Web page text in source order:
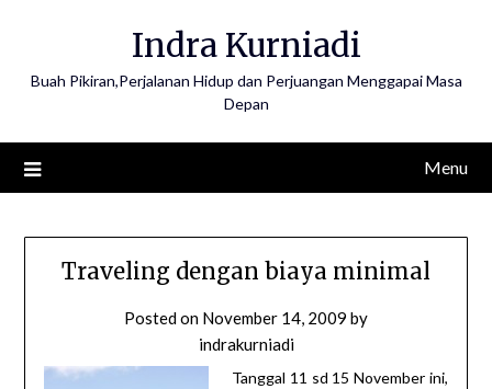
Indra Kurniadi
Buah Pikiran,Perjalanan Hidup dan Perjuangan Menggapai Masa
Depan
Menu
Traveling dengan biaya minimal
Posted on November 14, 2009 by
indrakurniadi
Tanggal 11 sd 15 November ini,